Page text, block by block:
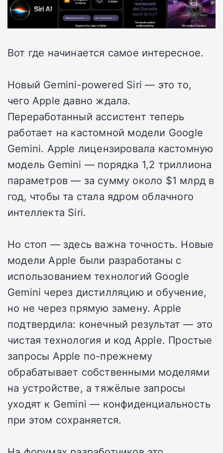
Вот где начинается самое интересное.
Новый Gemini-powered Siri — это то,
чего Apple давно ждала.
Переработанный ассистент теперь
работает на кастомной модели Google
Gemini. Apple лицензировала кастомную
модель Gemini — порядка 1,2 триллиона
параметров — за сумму около $1 млрд в
год, чтобы та стала ядром облачного
интеллекта Siri.
Но стоп — здесь важна точность. Новые
модели Apple были разработаны с
использованием технологий Google
Gemini через дистилляцию и обучение,
но не через прямую замену. Apple
подтвердила: конечный результат — это
чистая технология и код Apple. Простые
запросы Apple по-прежнему
обрабатывает собственными моделями
на устройстве, а тяжёлые запросы
уходят к Gemini — конфиденциальность
при этом сохраняется.